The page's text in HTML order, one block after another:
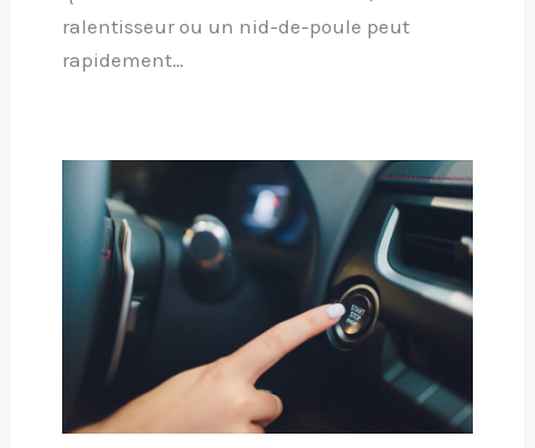
ralentisseur ou un nid-de-poule peut
rapidement…